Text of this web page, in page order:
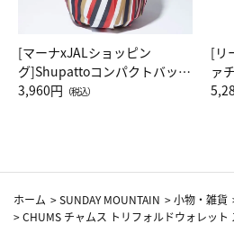
[マーナxJALショッピン
グ]Shupattoコンパクトバッグ
Drop JAL客室乗務員（LC）ス
3,960円 （税込）
[リ
ァ
ト
ホーム >SUNDAY MOUNTAIN >小物・雑貨
>CHUMS チャムス トリフォルドウォレット